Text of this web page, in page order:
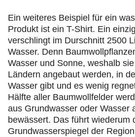
Ein weiteres Beispiel für ein
Produkt ist ein T-Shirt. Ein
verschlingt im Durschnitt 2500
Wasser. Denn
Wasser und Sonne, weshalb
Ländern angebaut werden, in
Wasser gibt und es wenig
Hälfte aller Baumwollfelder
aus Grundwasser oder Wasser
bewässert. Das führt wiederum
Grundwasserspiegel der